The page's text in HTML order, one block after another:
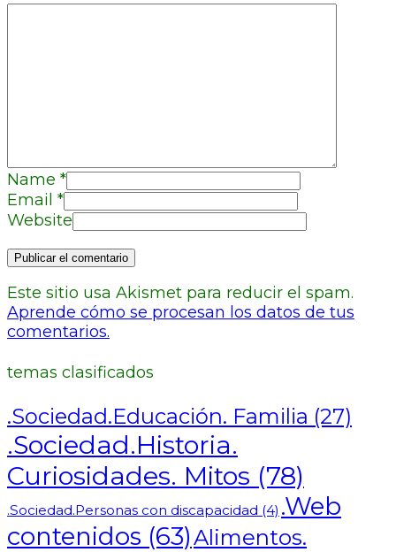
Name *
Email *
Website
Este sitio usa Akismet para reducir el spam.
Aprende cómo se procesan los datos de tus
comentarios.
temas clasificados
.Sociedad.Educación. Familia (27)
.Sociedad.Historia.
Curiosidades. Mitos (78)
.Sociedad.Personas con discapacidad (4) .Web
contenidos (63)Alimentos.